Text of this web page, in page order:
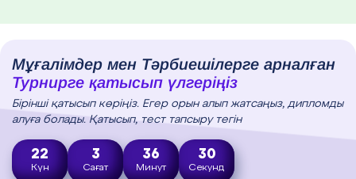
Мұғалімдер мен Тәрбиешілерге арналған
Турнирге қатысып үлгеріңіз
Бірінші қатысып көріңіз. Егер орын алып жатсаңыз, дипломды
алуға болады. Қатысып, тест тапсыру тегін
22
Күн
3
Сағат
36
Минут
29
Секунд